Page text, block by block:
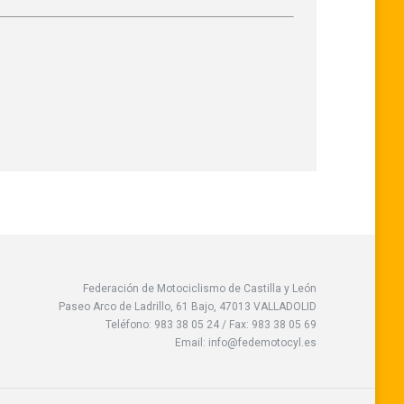
Federación de Motociclismo de Castilla y León
Paseo Arco de Ladrillo, 61 Bajo, 47013 VALLADOLID
Teléfono: 983 38 05 24 / Fax: 983 38 05 69
Email: info@fedemotocyl.es